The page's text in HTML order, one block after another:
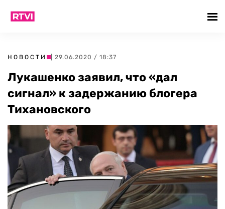
НОВОСТИ | 29.06.2020 / 18:37
Лукашенко заявил, что «дал
сигнал» к задержанию блогера
Тихановского